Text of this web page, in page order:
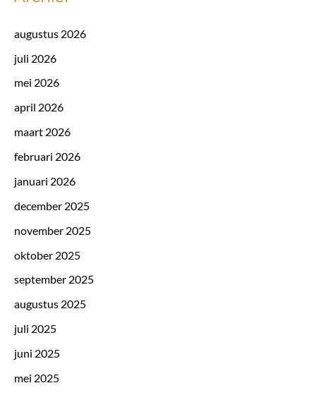
augustus 2026
juli 2026
mei 2026
april 2026
maart 2026
februari 2026
januari 2026
december 2025
november 2025
oktober 2025
september 2025
augustus 2025
juli 2025
juni 2025
mei 2025